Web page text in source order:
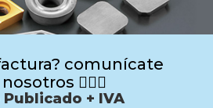
comunícate
🙋🏻‍♂️
+ IVA